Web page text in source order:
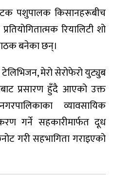
पशुपालक किसानहरूबीच
रियालिटी शो
बनेका छन्।
मेरो सेरोफेरो युट्युब
प्रसारण हुँदै आएको उक्त
व्यावसायिक
गर्ने सहकारीमार्फत दूध
गरी सहभागिता गराइएको